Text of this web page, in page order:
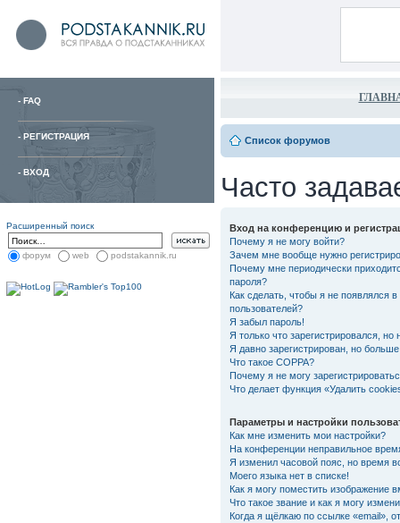
- FAQ
- РЕГИСТРАЦИЯ
- ВХОД
Расширенный поиск
форум web podstakannik.ru
Список форумов
Часто
Вход на конференцию и
Почему я не могу войти?
Зачем мне вообще нужно
Почему мне периодически
пароля?
Как сделать, чтобы я не появлялся
пользователей?
Я забыл пароль!
Я только что зарегистрировался, но
Я давно зарегистрирован, но
Что такое COPPA?
Почему я не могу
Что делает функция «Удалить
Параметры и настройки
Как мне изменить мои настройки?
На конференции неправильное
Я изменил часовой пояс, но время
Моего языка нет в списке!
Как я могу поместить изображение
Что такое звание и как я могу
Когда я щёлкаю по ссылке «email»,